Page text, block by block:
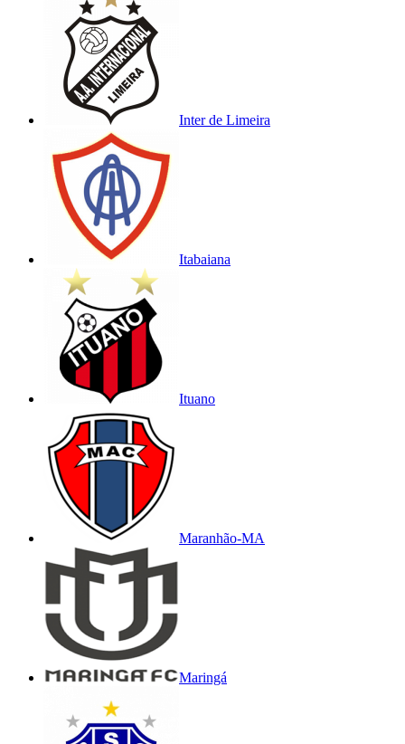
Inter de Limeira
Itabaiana
Ituano
Maranhão-MA
Maringá